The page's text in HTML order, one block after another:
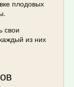
плодовых
свои
из них